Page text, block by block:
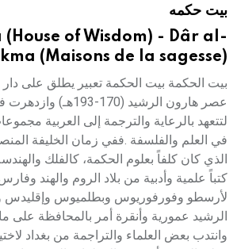
هيئة الموسوعة العربية تطلق موسوعاتبيت حكمه
of Wisdom) - Dâr al-
(Maisons de la sagesse)
بيت الحكمة بيت الحكمة تعبير يطلق على
عصر هارون الرشيد (170-
لتتعهد بالرعاية والترجمة إلى العربية
الذي كان كلفاً بعلوم الحكمة، كالفلك
كتباً علمية وأدبية من بلاد الروم والهند
لأرسطو وفورفوريوس وبطلميوس وإقليدس
الرشيد عمورية وأنقرة أمر بالمحافظة على
وانتدب بعض العلماء والتراجمة من بغداد